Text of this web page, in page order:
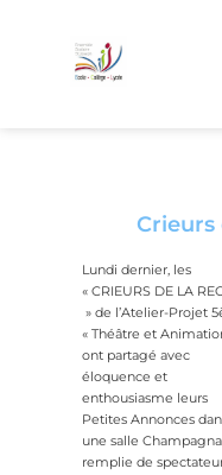
Crieurs
Lundi dernier, les
« CRIEURS DE LA
» de l’Atelier-Projet
« Théâtre et
ont partagé avec
éloquence et
enthousiasme leurs
Petites Annonces
une salle
remplie de